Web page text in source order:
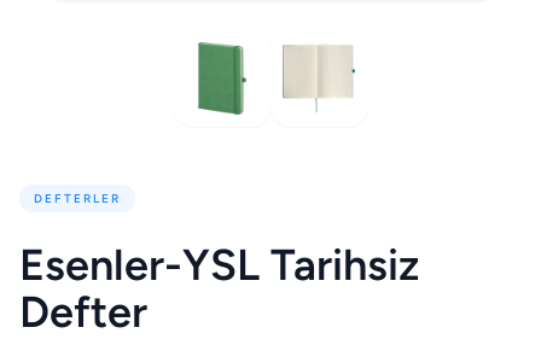
DEFTERLER
Esenler-YSL Tarihsiz
Defter